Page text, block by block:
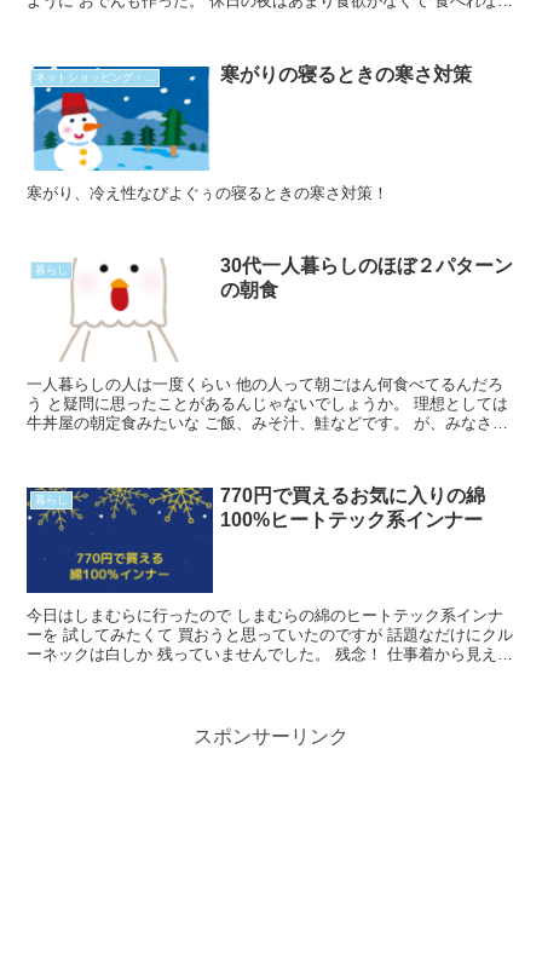
ネットショッピング・購入品 寒がりの寝るときの寒さ対策
寒がり、冷え性なぴよぐぅの寝るときの寒さ対策！
暮らし
30代一人暮らしのほぼ２パターン
の朝食
一人暮らしの人は一度くらい 他の人って朝ごはん何食べてるんだろ
う と疑問に思ったことがあるんじゃないでしょうか。 理想としては
牛丼屋の朝定食みたいな ご飯、みそ汁、鮭などです。 が、みなさん
暮らし
770円で買えるお気に入りの綿
100%ヒートテック系インナー
今日はしまむらに行ったので しまむらの綿のヒートテック系インナ
ーを 試してみたくて 買おうと思っていたのですが 話題なだけにクル
ーネックは白しか 残っていませんでした。 残念！ 仕事着から見える
スポンサーリンク